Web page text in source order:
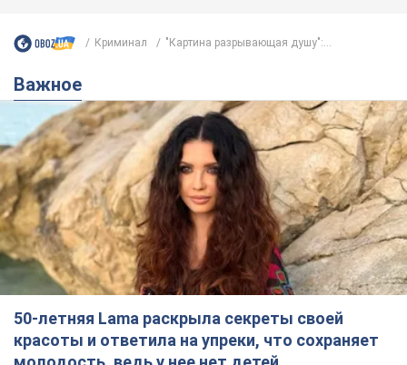
красоты и ответила на упреки, что сохраняет
молодость, ведь у нее нет детей
По словам певицы, она не делает ничего необычного
2 часа назад 3,8 т.
Сколько баллистических ракет
перехватила украинская ПВО в
июле: в Минобороны назвали цифру
Украинская ПВО работала в условиях
дефицита ракет-перехватчиков
4 часа назад 6,6 т.